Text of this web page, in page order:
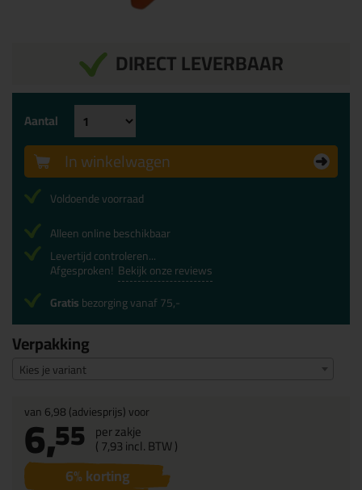
DIRECT LEVERBAAR
Verpakking
Kies je variant
van6,98(adviesprijs) voor
6,55 per zakje
(7,93incl. BTW )
6% korting
Aantal
In winkelwagen
Voldoende voorraad
Alleen online beschikbaar
Levertijd controleren...
Afgesproken! Bekijk onze reviews
Gratisbezorging vanaf 75,-